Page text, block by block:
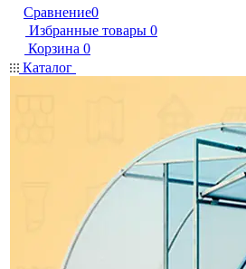
Сравнение0
Избранные товары 0
Корзина 0
Каталог